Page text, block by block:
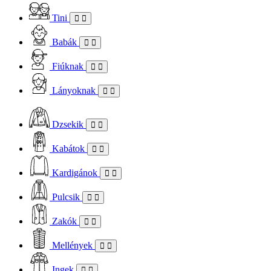
Tini
Babák
Fiúknak
Lányoknak
Dzsekik
Kabátok
Kardigánok
Pulcsik
Zakók
Mellények